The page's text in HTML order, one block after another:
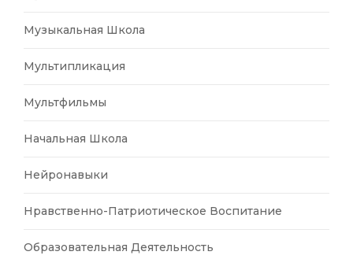
Музыкальная Школа
Мультипликация
Мультфильмы
Начальная Школа
Нейронавыки
Нравственно-Патриотическое Воспитание
Образовательная Деятельность